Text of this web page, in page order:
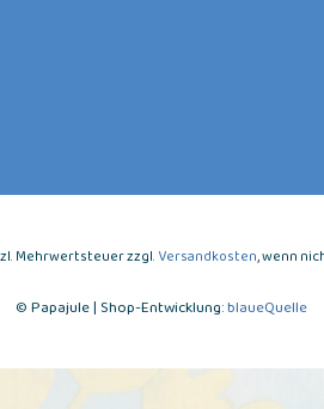
Mehrwertsteuer zzgl. Versandkosten, wenn
© Papajule | Shop-Entwicklung:blaueQuelle